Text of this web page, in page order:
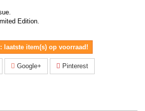
Edition.
laatste item(s) op voorraad!
Google+ Pinterest